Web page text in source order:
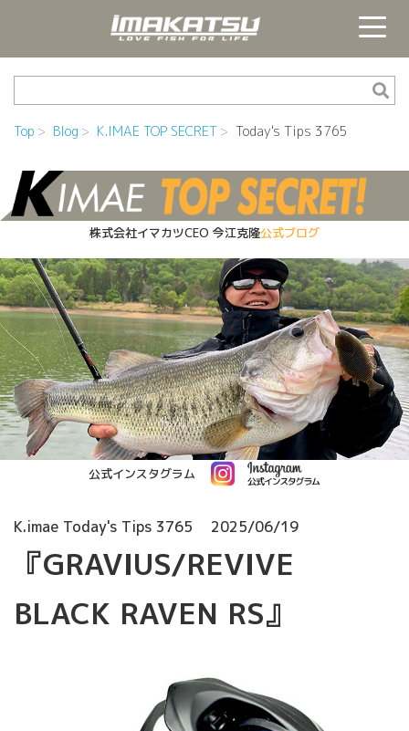
Top Blog K.IMAE TOP SECRET Today's Tips 3765
株式会社イマカツCEO 今江克隆公式ブログ
公式インスタグラム
K.imae Today's Tips 3765 2025/06/19
『GRAVIUS/REVIVE
BLACK RAVEN RS』